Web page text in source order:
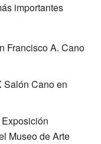
importantes
Francisco A. Cano
Salón Cano en
Museo de Arte